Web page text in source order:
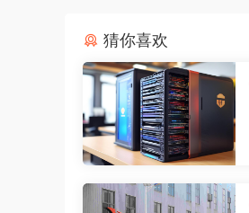
猜你喜欢